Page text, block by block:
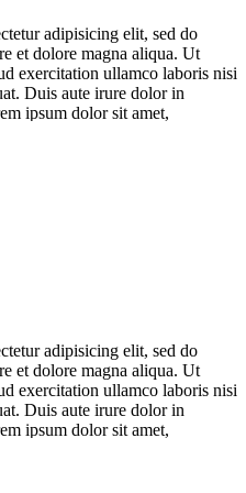
ducimus qui blanditiis
corrupti quos dolores et quas
non provident, similique
animi, id est laborum et
facilis est et expedita
adipisicing elit, sed do
et dolore magna aliqua. Ut
exercitation ullamco laboris nisi
Duis aute irure dolor in
ipsum dolor sit amet,
tempor incididunt ut
nisi ut aliquip ex ea commodo
in voluptate
consectetur adipisicing elit, sed
et dolore magna aliqua. Ut
exercitation ullamco laboris nisi
et iusto odio dignissimos
ducimus qui blanditiis
corrupti quos dolores et quas
non provident, similique
animi, id est laborum et
facilis est et expedita
adipisicing elit, sed do
et dolore magna aliqua. Ut
exercitation ullamco laboris nisi
Duis aute irure dolor in
ipsum dolor sit amet,
tempor incididunt ut
nisi ut aliquip ex ea commodo